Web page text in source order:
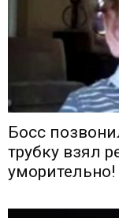
Босс
трубку взял
уморительно!